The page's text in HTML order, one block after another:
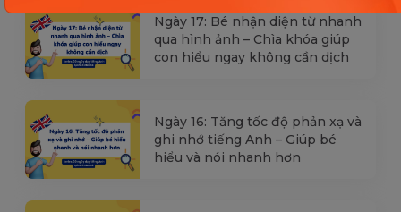
Ngày 17: Bé nhận diện từ nhanh
qua hình ảnh – Chìa khóa giúp
con hiểu ngay không cần dịch
Ngày 16: Tăng tốc độ phản xạ và
ghi nhớ tiếng Anh – Giúp bé
hiểu và nói nhanh hơn